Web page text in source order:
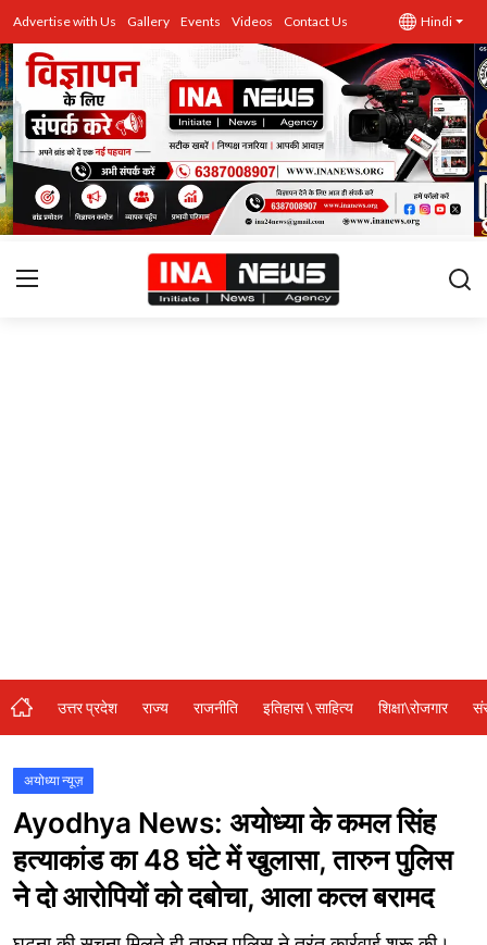
Advertise with Us Gallery Events Videos Contact Us Hindi
उत्तर प्रदेश
Advertise with Us
Events
राज्य
विशेष स्टोरी
अजब गजब
नई दिल्ली
कृषि
टेक्नोलॉजी / बिजनेस
उत्तर प्रदेश राज्य राजनीति इतिहास \ साहित्य शिक्षा\रोजगार
अयोध्या न्यूज़
Ayodhya News: अयोध्या के कमल सिंह
हत्याकांड का 48 घंटे में खुलासा, तारुन पुलिस
ने दो आरोपियों को दबोचा, आला कत्ल बरामद